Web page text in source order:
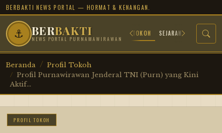
BERBAKTI NEWS PORTAL — HORMAT & KENANGAN.
⚓ BERBAKTI
NEWS PORTAL PURNAMAWIRAWAN
BERANDA ARSIP JUANG PROFIL TOKOH SEJARAH MILITER
Beranda
Profil Tokoh
Profil Purnawirawan Jenderal TNI (Purn) yang Kini
Aktif...
PROFIL TOKOH